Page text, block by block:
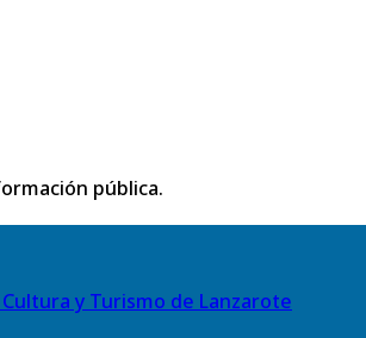
pública.
y Turismo de Lanzarote